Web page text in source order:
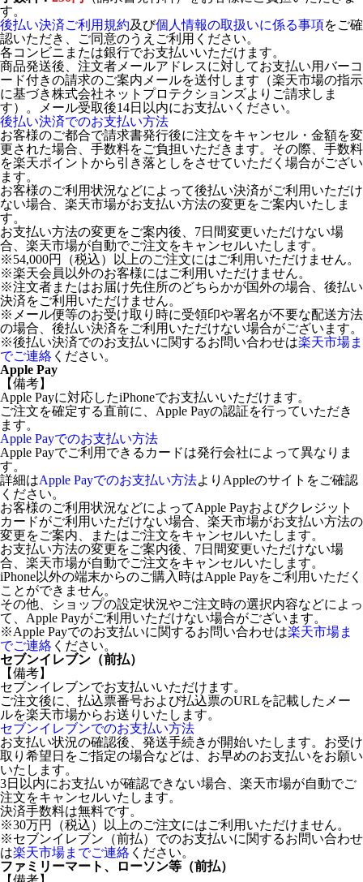
す。
後払い決済ご利用規約及び個人情報の取扱いに係る事項をご確
認いただき、ご同意のうえご利用ください。
各コンビニまたは銀行でお支払いいただけます。
商品発送後、注文者メールアドレスに対してお支払い用バーコ
ード付きの請求のご案内メールを送付します（楽天市場の指示
に基づき株式会社ネットプロテクションズよりご請求しま
す）。メール受取後14日以内にお支払いください。
後払い決済でのお支払い方法
お客様のご都合で請求書発行後に注文をキャンセル・金額を変
更された場合、手数料をご負担いただきます。その際、手数料
を楽天ポイントから引き落としをさせていただく場合がござい
ます。
お客様のご利用状況などによって後払い決済がご利用いただけ
ない場合、楽天市場がお支払い方法の変更をご案内いたしま
す。
お支払い方法の変更をご案内後、7日間変更いただけない場
合、楽天市場が自動でご注文をキャンセルいたします。
※54,000円（税込）以上のご注文にはご利用いただけません。
※楽天会員以外のお客様にはご利用いただけません。
※注文者またはお届け先住所のどちらかが国外の場合、後払い
決済をご利用いただけません。
※メール便等のお受け取り時に受領印や署名が不要な配送方法
の場合、後払い決済をご利用いただけない場合がございます。
※後払い決済でのお支払いに関するお問い合わせは楽天市場ま
でご連絡 ください。
Apple Pay
【備考】
Apple Payに対応したiPhoneでお支払いいただけます。
ご注文を確定する直前に、Apple Payの認証を行っていただき
ます。
Apple Payでのお支払い方法
Apple Payでご利用できるカードは発行会社によって異なりま
す。
詳細はApple Payでのお支払い方法よりAppleのサイトをご確認
ください。
お客様のご利用状況などによってApple Payおよびクレジット
カードがご利用いただけない場合、楽天市場がお支払い方法の
変更をご案内、またはご注文をキャンセルいたします。
お支払い方法の変更をご案内後、7日間変更いただけない場
合、楽天市場が自動でご注文をキャンセルいたします。
iPhone以外の端末からのご購入時はApple Payをご利用いただく
ことができません。
その他、ショップの設定状況やご注文時の選択内容などによっ
て、Apple Payがご利用いただけない場合がございます。
※Apple Payでのお支払いに関するお問い合わせは楽天市場ま
でご連絡 ください。
セブンイレブン（前払）
【備考】
セブンイレブンでお支払いいただけます。
ご注文後に、払込票番号および払込票のURLを記載したメー
ルを楽天市場からお送りいたします。
セブンイレブンでのお支払い方法
お支払い状況の確認後、発送手続きが開始いたします。お受け
取り希望日をご指定の場合などは、お早めのお支払いをお願い
いたします。
3日以内にお支払いが確認できない場合、楽天市場が自動でご
注文をキャンセルいたします。
決済手数料は無料です。
※30万円（税込）以上のご注文にはご利用いただけません。
※セブンイレブン（前払）でのお支払いに関するお問い合わせ
は楽天市場までご連絡 ください。
ファミリーマート、ローソン等（前払）